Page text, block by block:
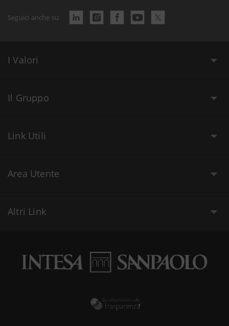
Seguici anche su
I Valori
Il Gruppo
Link Utili
Area Utente
Altri Link